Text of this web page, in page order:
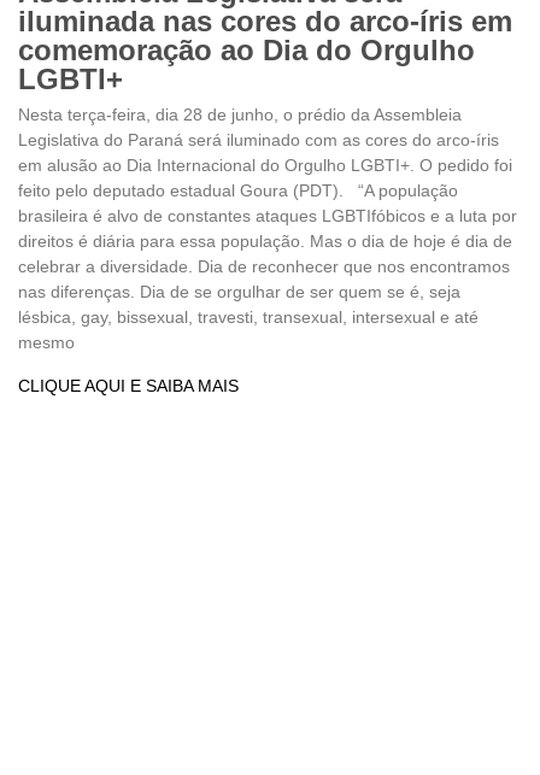
iluminada nas cores do arco-íris em
comemoração ao Dia do Orgulho
LGBTI+
Nesta terça-feira, dia 28 de junho, o prédio da Assembleia
Legislativa do Paraná será iluminado com as cores do arco-íris
em alusão ao Dia Internacional do Orgulho LGBTI+. O pedido foi
feito pelo deputado estadual Goura (PDT). “A população
brasileira é alvo de constantes ataques LGBTIfóbicos e a luta por
direitos é diária para essa população. Mas o dia de hoje é dia de
celebrar a diversidade. Dia de reconhecer que nos encontramos
nas diferenças. Dia de se orgulhar de ser quem se é, seja
lésbica, gay, bissexual, travesti, transexual, intersexual e até
mesmo
CLIQUE AQUI E SAIBA MAIS